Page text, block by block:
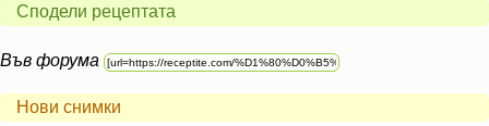
Сподели рецептата
Във форума
Нови снимки